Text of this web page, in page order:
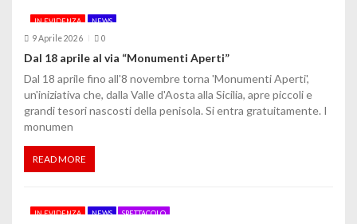
IN EVIDENZA NEWS
9 Aprile 2026 0
Dal 18 aprile al via “Monumenti Aperti”
Dal 18 aprile fino all'8 novembre torna 'Monumenti Aperti',
un'iniziativa che, dalla Valle d'Aosta alla Sicilia, apre piccoli e
grandi tesori nascosti della penisola. Si entra gratuitamente. I
monumen
READ MORE
IN EVIDENZA NEWS SPETTACOLO